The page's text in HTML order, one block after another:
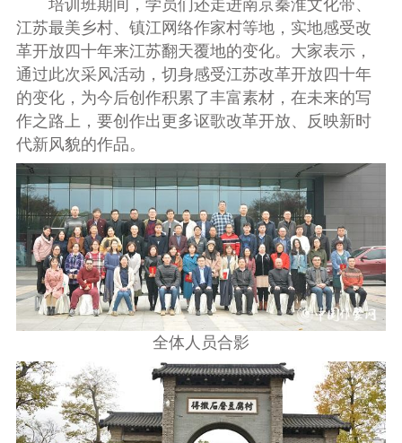
培训班期间，学员们还走进南京秦淮文化带、
江苏最美乡村、镇江网络作家村等地，实地感受改
革开放四十年来江苏翻天覆地的变化。大家表示，
通过此次采风活动，切身感受江苏改革开放四十年
的变化，为今后创作积累了丰富素材，在未来的写
作之路上，要创作出更多讴歌改革开放、反映新时
代新风貌的作品。
全体人员合影